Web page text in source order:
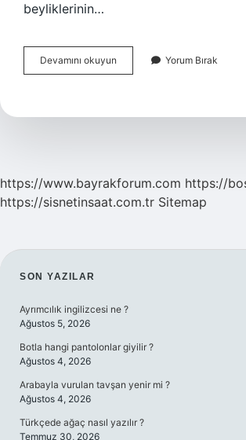
beyliklerinin…
Devamını okuyun
Şehir
Yorum Bırak
https://www.bayrakforum.com https://
https://sisnetinsaat.com.tr Sitemap
SIDEBAR
SON YAZILAR
Ayrımcılık ingilizcesi ne ?
Ağustos 5, 2026
Botla hangi pantolonlar giyilir ?
Ağustos 4, 2026
Arabayla vurulan tavşan yenir mi ?
Ağustos 4, 2026
Türkçede ağaç nasıl yazılır ?
Temmuz 30, 2026